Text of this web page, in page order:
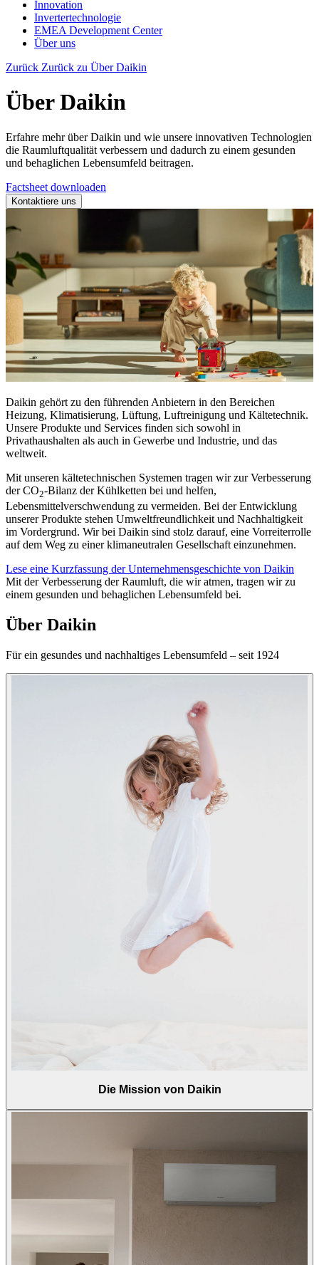
Innovation
Invertertechnologie
EMEA Development Center
Über uns
Zurück Zurück zu Über Daikin
Über Daikin
Erfahre mehr über Daikin und wie unsere innovativen Technologien
die Raumluftqualität verbessern und dadurch zu einem gesunden
und behaglichen Lebensumfeld beitragen.
Factsheet downloaden
Kontaktiere uns
Daikin gehört zu den führenden Anbietern in den Bereichen
Heizung, Klimatisierung, Lüftung, Luftreinigung und Kältetechnik.
Unsere Produkte und Services finden sich sowohl in
Privathaushalten als auch in Gewerbe und Industrie, und das
weltweit.
Mit unseren kältetechnischen Systemen tragen wir zur Verbesserung
der CO2-Bilanz der Kühlketten bei und helfen,
Lebensmittelverschwendung zu vermeiden. Bei der Entwicklung
unserer Produkte stehen Umweltfreundlichkeit und Nachhaltigkeit
im Vordergrund. Wir bei Daikin sind stolz darauf, eine Vorreiterrolle
auf dem Weg zu einer klimaneutralen Gesellschaft einzunehmen.
Lese eine Kurzfassung der Unternehmensgeschichte von Daikin
Mit der Verbesserung der Raumluft, die wir atmen, tragen wir zu
einem gesunden und behaglichen Lebensumfeld bei.
Über Daikin
Für ein gesundes und nachhaltiges Lebensumfeld – seit 1924
Die Mission von Daikin